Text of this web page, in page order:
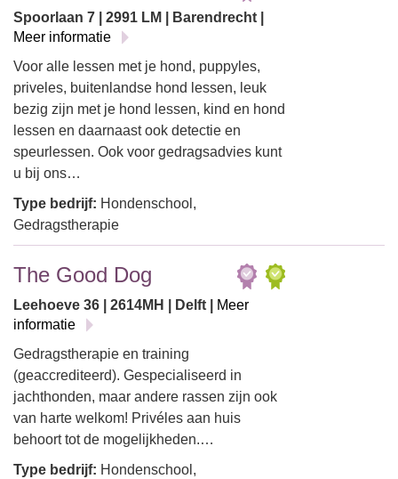
Spoorlaan 7 | 2991 LM | Barendrecht |
Meer informatie
Voor alle lessen met je hond, puppyles,
priveles, buitenlandse hond lessen, leuk
bezig zijn met je hond lessen, kind en hond
lessen en daarnaast ook detectie en
speurlessen. Ook voor gedragsadvies kunt
u bij ons…
Type bedrijf: Hondenschool,
Gedragstherapie
The Good Dog
Leehoeve 36 | 2614MH | Delft |
Meer
informatie
Gedragstherapie en training
(geaccrediteerd). Gespecialiseerd in
jachthonden, maar andere rassen zijn ook
van harte welkom! Privéles aan huis
behoort tot de mogelijkheden.…
Type bedrijf: Hondenschool,